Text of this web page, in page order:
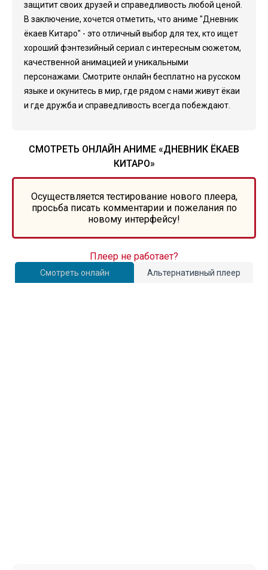
защитит своих друзей и справедливость любой ценой.
В заключение, хочется отметить, что аниме "Дневник
ёкаев Китаро" - это отличный выбор для тех, кто ищет
хороший фэнтезийный сериал с интересным сюжетом,
качественной анимацией и уникальными
персонажами. Смотрите онлайн бесплатно на русском
языке и окунитесь в мир, где рядом с нами живут ёкаи
и где дружба и справедливость всегда побеждают.
СМОТРЕТЬ ОНЛАЙН АНИМЕ «ДНЕВНИК ЁКАЕВ
КИТАРО»
Осуществляется тестирование нового плеера,
просьба писать комментарии и пожелания по
новому интерфейсу!
Смотреть онлайн Альтернативный плеер
Плеер не работает?